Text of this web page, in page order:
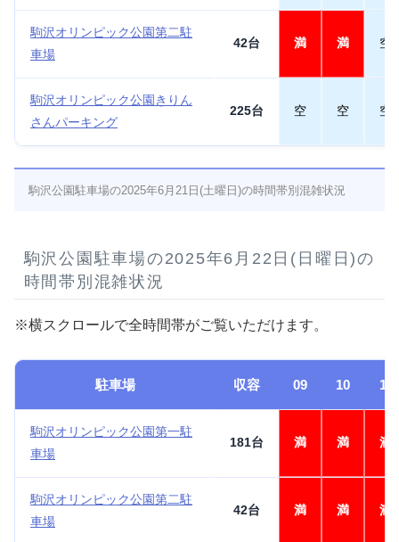
駒沢オリンピック公園第二駐
車場
42台 満 満 空
駒沢オリンピック公園きりん
さんパーキング
225台 空 空 空
駒沢公園駐車場の2025年6月21日(土曜日)の時間帯別混雑状況
駒沢公園駐車場の2025年6月22日(日曜日)の
時間帯別混雑状況
※横スクロールで全時間帯がご覧いただけます。
駐車場 収容 09 10 11
駒沢オリンピック公園第一駐
車場
181台 満 満 満
駒沢オリンピック公園第二駐
車場
42台 満 満 満